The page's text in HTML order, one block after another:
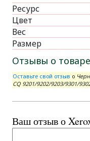
Ресурс
Цвет
Вес
Размер
Отзывы о товаре
Оставьте свой отзыв о
CQ 9201/9202/9203/9301/
Ваш отзыв о